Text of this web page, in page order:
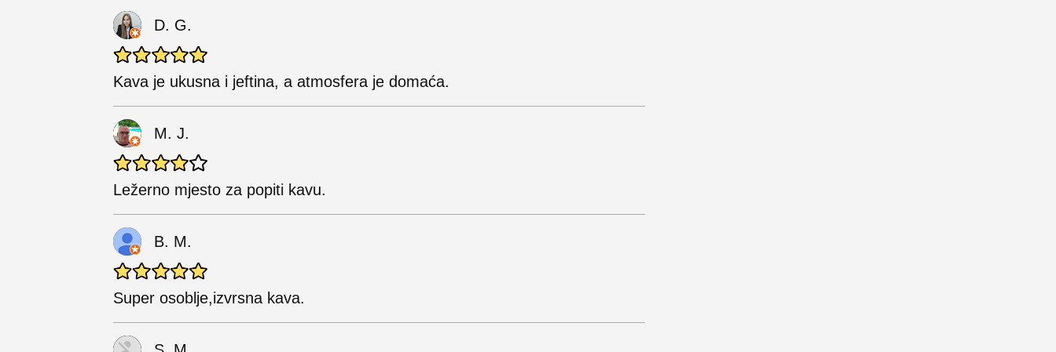
D. G.
Kava je ukusna i jeftina, a atmosfera je domaća.
M. J.
Ležerno mjesto za popiti kavu.
B. M.
Super osoblje,izvrsna kava.